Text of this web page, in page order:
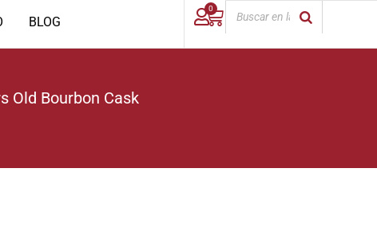
BLOG
0
Old Bourbon Cask